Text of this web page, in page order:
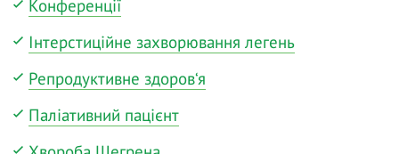
Конференції
Інтерстиційне захворювання легень
Репродуктивне здоров‘я
Паліативний пацієнт